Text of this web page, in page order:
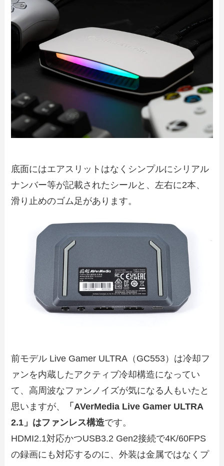
底面にはエアスリットはなくシンプルにシリアル
ナンバー等が記載されたシールと、左右に2本、
滑り止めのゴム足があります。
前モデル Live Gamer ULTRA（GC553）は冷却フ
ァンを内蔵したアクティブ冷却構造になってい
て、高周波なファンノイズが気になる人もいたと
思いますが、
「AVerMedia Live Gamer ULTRA
2.1」はファンレス構造です。
HDMI2.1対応かつUSB3.2 Gen2接続で4K/60FPS
の録画にも対応するのに、外装は金属ではなくプ